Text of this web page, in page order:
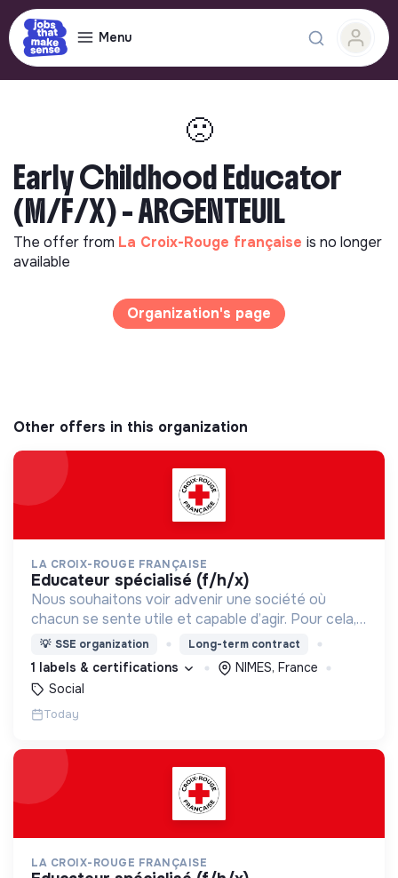
Menu
🙁
Early Childhood Educator
(M/F/X) - ARGENTEUIL
The offer from La Croix-Rouge française is no longer
available
Organization's page
Other offers in this organization
LA CROIX-ROUGE FRANÇAISE
educateur spécialisé (f/h/x)
Nous souhaitons voir advenir une société où
chacun se sente utile et capable d’agir. Pour cela,
nous proposons des moyens et des lieux
d’engagement innovants et adaptés à tous.
💡 SSE organization Long-term contract
1 labels & certifications
NIMES, France
Social
Today
LA CROIX-ROUGE FRANÇAISE